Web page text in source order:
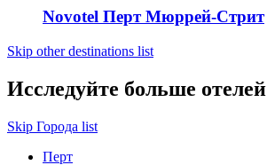
Novotel Перт Мюррей-Стрит
Skip other destinations list
Исследуйте больше отелей
Skip Города list
Перт